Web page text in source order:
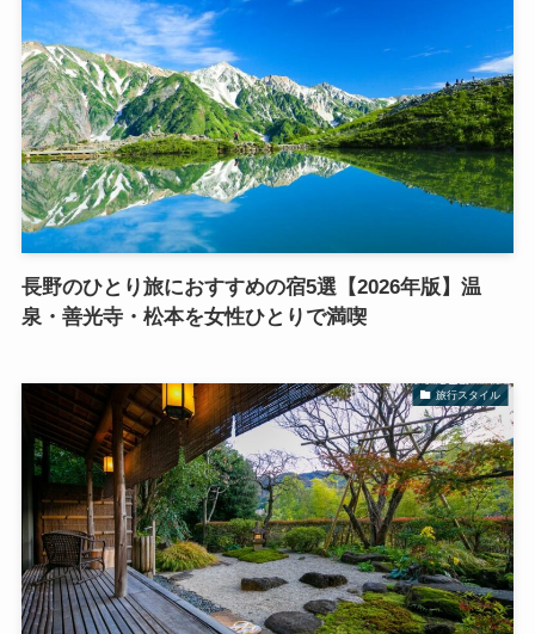
長野のひとり旅におすすめの宿5選【2026年版】温
泉・善光寺・松本を女性ひとりで満喫
旅行スタイル